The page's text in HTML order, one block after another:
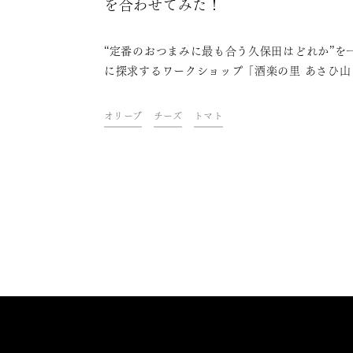
を合わせてみた！
“定番のおつまみに最も合う久保田はどれか”を
に探求するワークショップ「酒楽の里 あさひ山
定番の日本酒4種と合わせながら、最も相性の良
組み合わせについて、参加者と一緒に研究しまし
オリーブ チーズ トマト